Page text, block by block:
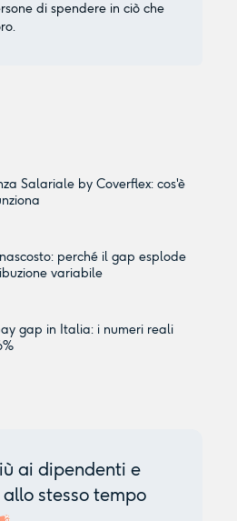
di spendere in ciò che
Salariale by Coverflex: cos'è
perché il gap esplode
variabile
gap in Italia: i numeri reali
ai dipendenti e
stesso tempo